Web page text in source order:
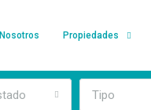
Nosotros Propiedades
Tipo